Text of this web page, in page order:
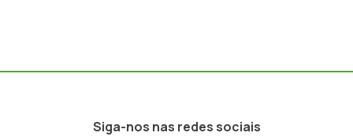
Siga-nos nas redes sociais